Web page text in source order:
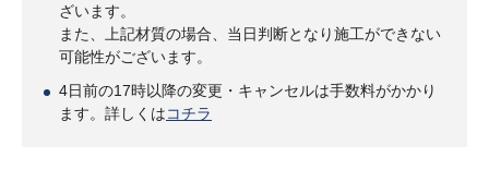
ざいます。
また、上記材質の場合、当日判断となり施工ができない
可能性がございます。
4日前の17時以降の変更・キャンセルは手数料がかかり
ます。詳しくはコチラ